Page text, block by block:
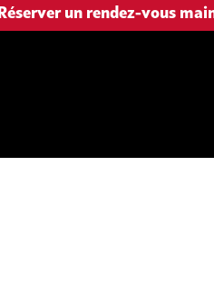
Réserver un rendez-vous